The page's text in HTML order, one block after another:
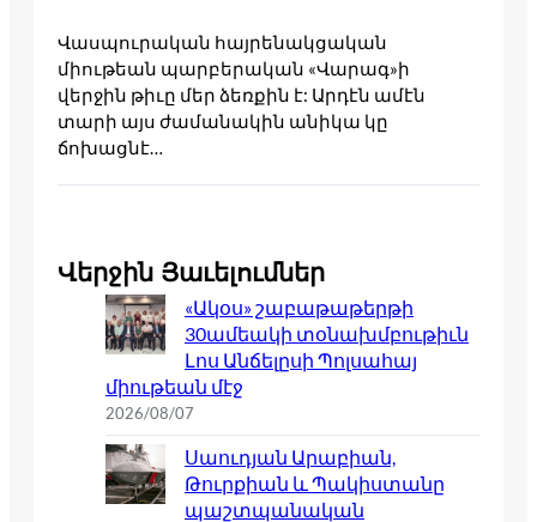
Վասպուրական հայրենակցական
միութեան պարբերական «Վարագ»ի
վերջին թիւը մեր ձեռքին է: Արդէն ամէն
տարի այս ժամանակին անիկա կը
ճոխացնէ…
Վերջին Յաւելումներ
«Ակօս» շաբաթաթերթի
30ամեակի տօնախմբութիւն
Լոս Անճելըսի Պոլսահայ
միութեան մէջ
2026/08/07
Սաուդյան Արաբիան,
Թուրքիան և Պակիստանը
պաշտպանական